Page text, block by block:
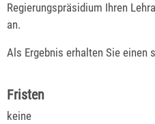
Regierungspräsidium Ihren
an.
Als Ergebnis erhalten Sie einen
Fristen
keine